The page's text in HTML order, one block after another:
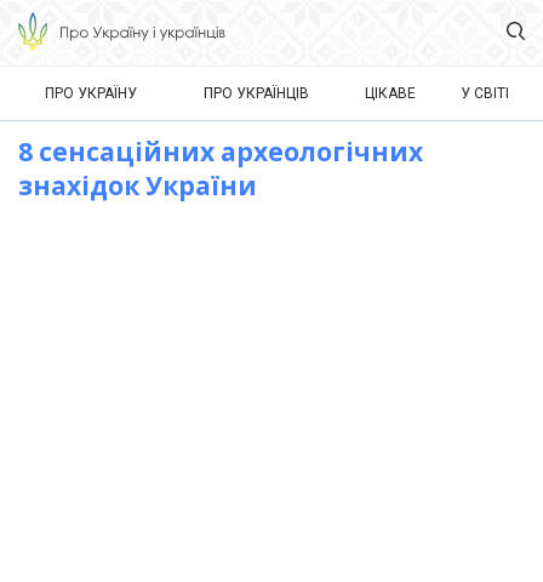
ПРО УКРАЇНУ ПРО УКРАЇНЦІВ ЦІКАВЕ У СВІТІ
8 сенсаційних археологічних
знахідок України